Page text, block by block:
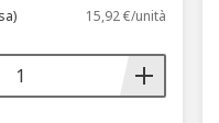
15,92 €/unità